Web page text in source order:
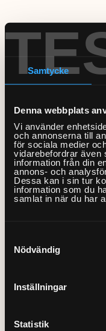
Samtycke
Denna webbplats
Vi använder
och annonserna till
för sociala medier
vidarebefordrar även
information från din
annons- och
Dessa kan i sin tur
information som du
samlat in när du har
Nödvändig
Inställningar
Statistik